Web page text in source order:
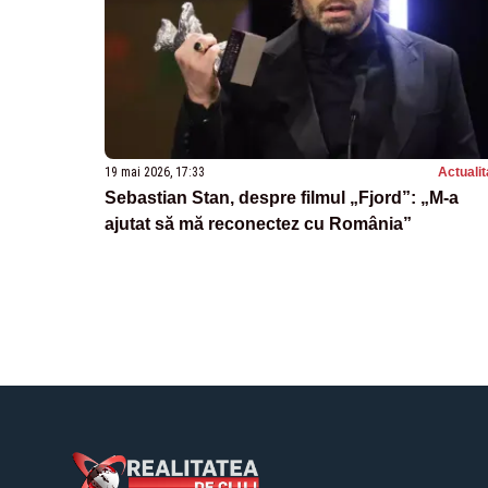
19 mai 2026, 17:33
Sebastian Stan, despre filmul „Fjord”: „M-a
ajutat să mă reconectez cu România”